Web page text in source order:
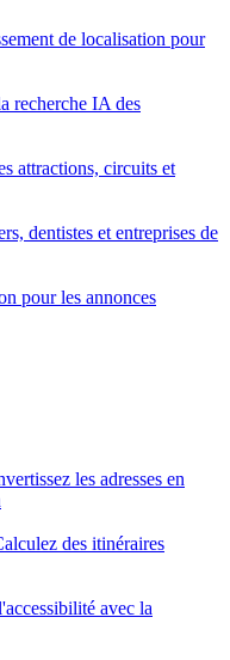
de localisation pour
recherche IA des
attractions, circuits et
dentistes et entreprises de
pour les annonces
les adresses en
des itinéraires
avec la